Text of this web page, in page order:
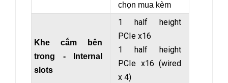
chọn mua kèm
Khe cắm bên
trong - Internal
slots
1 half height
PCIe x16
1 half height
PCIe x16 (wired
x 4)